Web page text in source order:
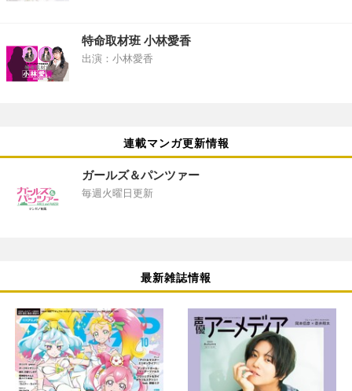
特命取材班 小林愛香
出演：小林愛香
連載マンガ更新情報
ガールズ＆パンツァー
毎週火曜日更新
最新雑誌情報